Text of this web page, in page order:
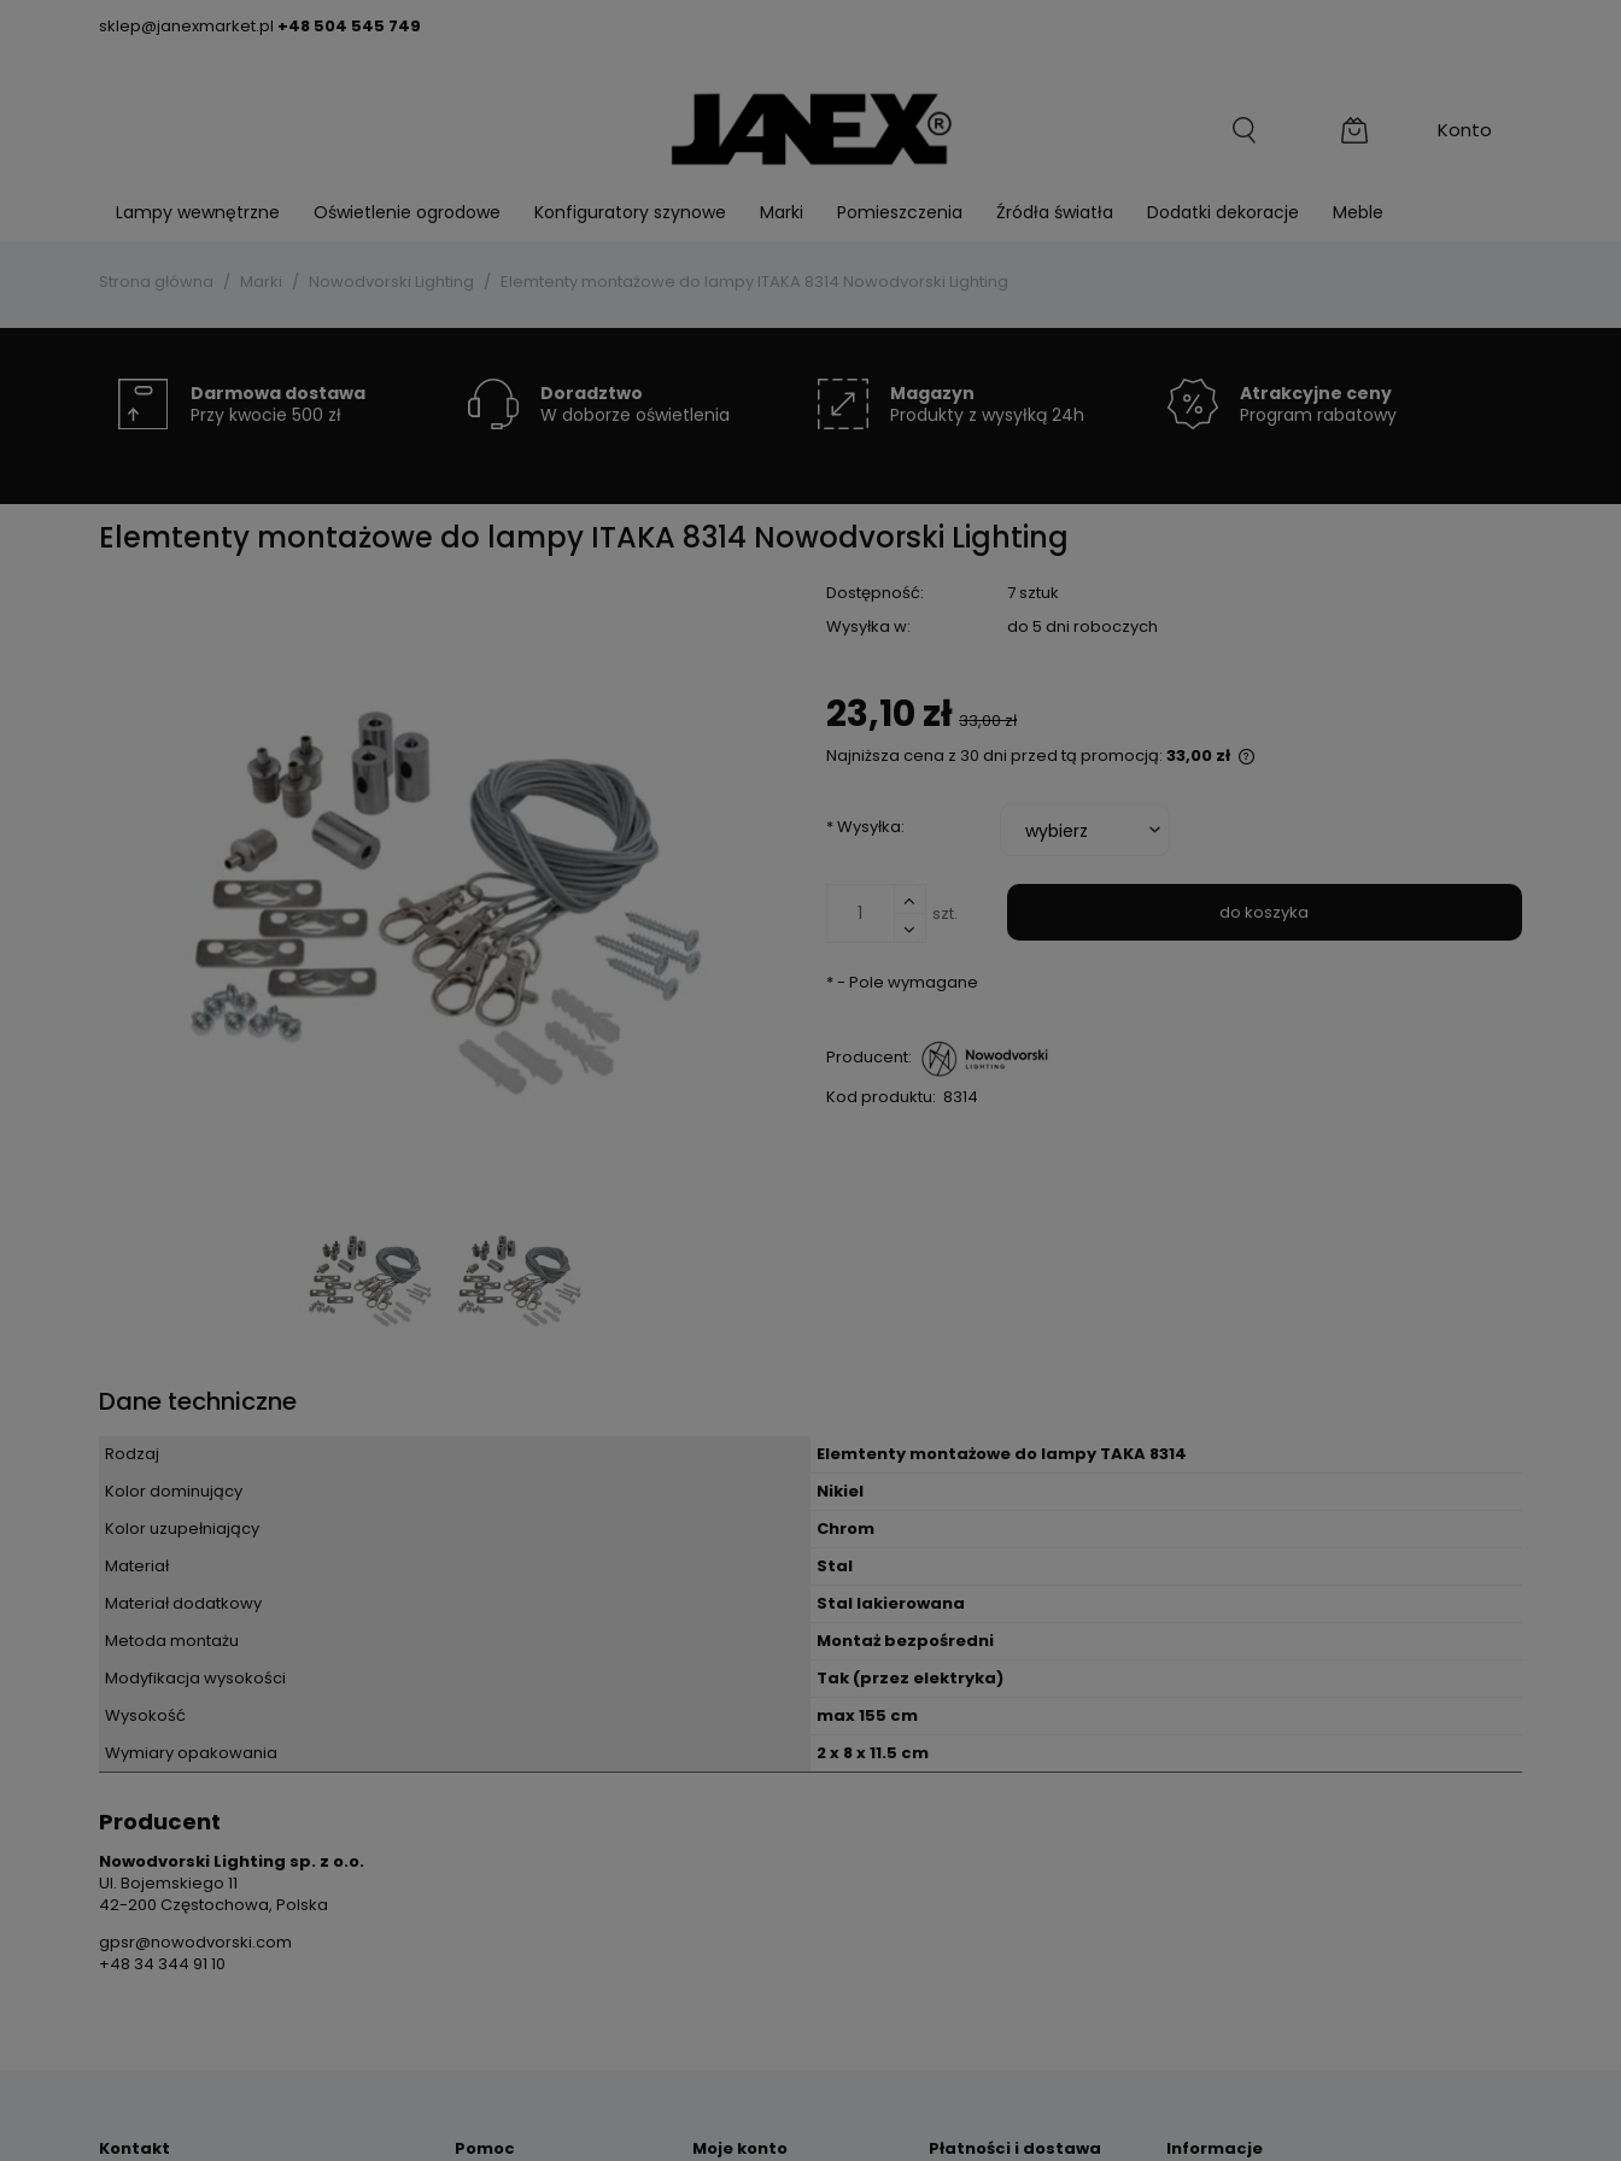
sklep@janexmarket.pl +48 504 545 749
Lampy wewnętrzne Oświetlenie ogrodowe Konfiguratory szynowe Marki Pomieszczenia Źródła światła Dodatki dekoracje Meble
Strona główna Marki Nowodvorski Lighting Elemtenty montażowe do lampy ITAKA 8314 Nowodvorski Lighting
Darmowa dostawa
Przy kwocie 500 zł
Doradztwo
W doborze oświetlenia
Magazyn
Produkty z wysyłką 24h
Atrakcyjne ceny
Program rabatowy
Elemtenty montażowe do lampy ITAKA 8314 Nowodvorski Lighting
Dostępność:
7 sztuk
Wysyłka w:
do 5 dni roboczych
23,10 zł 33,00 zł
Najniższa cena z 30 dni przed tą promocją: 33,00 zł
niż 30 dni, wyświetlana jest najniższa
pojawił się w sprzedaży.
*Wysyłka:
szt. do koszyka
*- Pole wymagane
Producent:
Kod produktu: 8314
Dane techniczne
Rodzaj
Elemtenty montażowe do lampy TAKA 8314
Kolor dominujący
Nikiel
Kolor uzupełniający
Chrom
Materiał
Stal
Materiał dodatkowy
Stal lakierowana
Metoda montażu
Montaż bezpośredni
Modyfikacja wysokości
Tak (przez elektryka)
Wysokość
max 155 cm
Wymiary opakowania
2 x 8 x 11.5 cm
Producent
Nowodvorski Lighting sp. z o.o.
Ul. Bojemskiego 11
42-200 Częstochowa, Polska
gpsr@nowodvorski.com
+48 34 344 91 10
Kontakt Pomoc Moje konto Płatności i dostawa Informacje